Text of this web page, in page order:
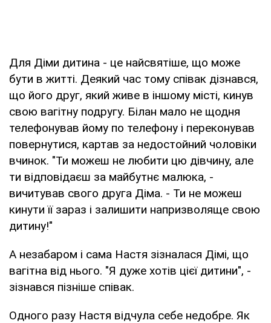
Для Діми дитина - це найсвятіше, що може
бути в житті. Деякий час тому співак дізнався,
що його друг, який живе в іншому місті, кинув
свою вагітну подругу. Білан мало не щодня
телефонував йому по телефону і переконував
повернутися, картав за недостойний чоловіки
вчинок. "Ти можеш не любити цю дівчину, але
ти відповідаєш за майбутнє малюка, -
вичитував свого друга Діма. - Ти не можеш
кинути її зараз і залишити напризволяще свою
дитину!"
А незабаром і сама Настя зізналася Дімі, що
вагітна від нього. "Я дуже хотів цієї дитини", -
зізнався пізніше співак.
Одного разу Настя відчула себе недобре. Як